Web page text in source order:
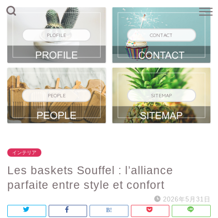
PLOFILE CONTACT
PEOPLE SITEMAP
インテリア
Les baskets Souffel : l’alliance
parfaite entre style et confort
2026年5月31日